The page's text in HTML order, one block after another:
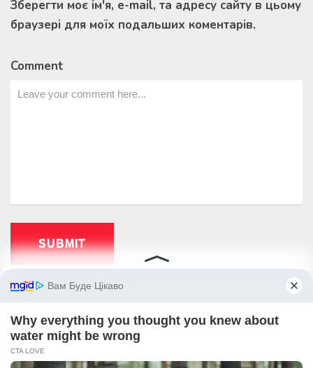
Зберегти моє ім'я, e-mail, та адресу сайту в цьому
браузері для моїх подальших коментарів.
Comment